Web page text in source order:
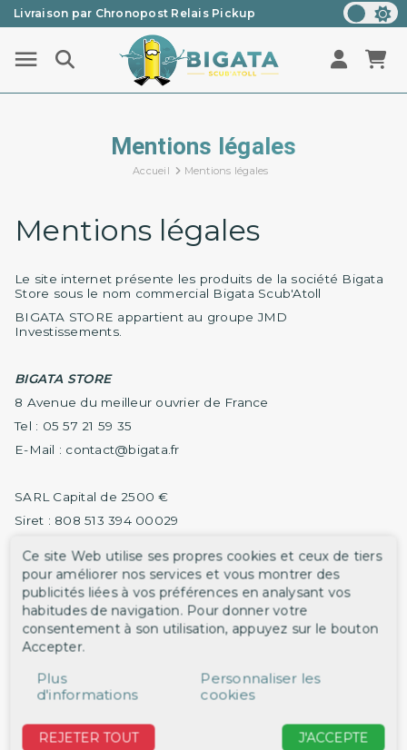
Livraison par Chronopost Relais Pickup
Une question ? Un renseignement ? 05 57 21 59 35
Mentions légales
Accueil Mentions légales
Mentions légales
Le site internet présente les produits de la société Bigata
Store sous le nom commercial Bigata Scub'Atoll
BIGATA STORE appartient au groupe JMD
Investissements.
BIGATA STORE
8 Avenue du meilleur ouvrier de France
Tel : 05 57 21 59 35
E-Mail : contact@bigata.fr
SARL Capital de 2500 €
Siret : 808 513 394 00029
Ce site Web utilise ses propres cookies et ceux de tiers
pour améliorer nos services et vous montrer des
publicités liées à vos préférences en analysant vos
habitudes de navigation. Pour donner votre
consentement à son utilisation, appuyez sur le bouton
Accepter.
Plus
d'informations
Personnaliser les
cookies
REJETER TOUT J'ACCEPTE